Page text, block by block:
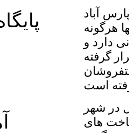
آباد
هرگونه
دارد و
گرفته
در شهر
های